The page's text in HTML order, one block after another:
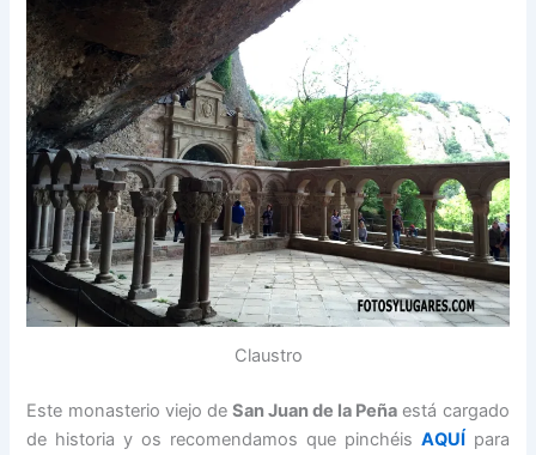
Claustro
Este monasterio viejo de San Juan de la Peña está cargado
de historia y os recomendamos que pinchéis AQUÍpara